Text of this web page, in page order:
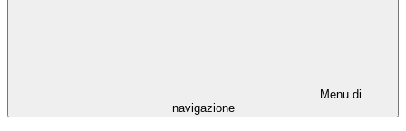
Menu di
navigazione